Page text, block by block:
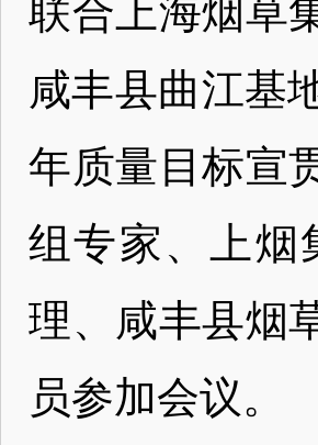
联合上海烟草
咸丰县曲江基
年质量目标宣
组专家、上烟
理、咸丰县烟
员参加会议。